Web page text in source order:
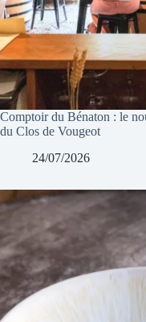
Comptoir du Bénaton : le
du Clos de Vougeot
24/07/2026